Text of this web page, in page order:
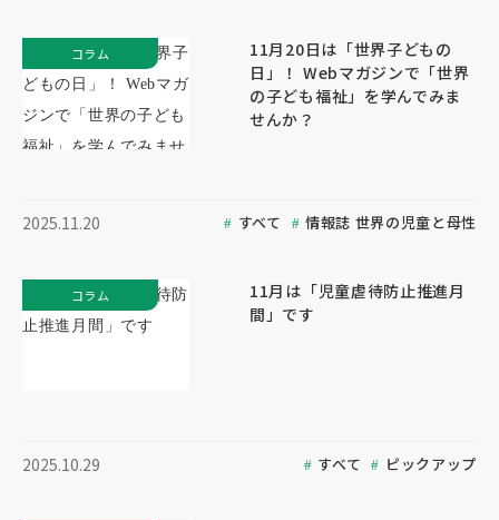
11月20日は「世界子どもの
日」！ Webマガジンで「世界
の子ども福祉」を学んでみま
せんか？
2025.11.20 すべて 情報誌 世界の児童と母性
コラム
11月は「児童虐待防止推進月
間」です
2025.10.29 すべて ピックアップ
コラム